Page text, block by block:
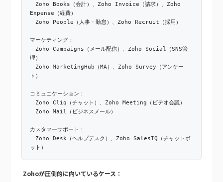
Zoho Books（会計）、Zoho Invoice（請求）、Zoho
Expense（経費）
Zoho People（人事・勤怠）、Zoho Recruit（採用）
マーケティング：
Zoho Campaigns（メール配信）、Zoho Social（SNS管
理）
Zoho MarketingHub（MA）、Zoho Survey（アンケー
ト）
コミュニケーション：
Zoho Cliq（チャット）、Zoho Meeting（ビデオ会議）
Zoho Mail（ビジネスメール）
カスタマーサポート：
Zoho Desk（ヘルプデスク）、Zoho SalesIQ（チャットボ
ット）
Zohoが圧倒的に向いているケース：